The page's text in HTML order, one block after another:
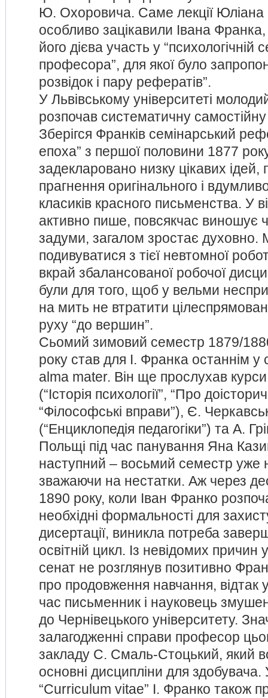
Ю. Охоровича. Саме лекції
особливо зацікавили Івана
його дієва участь у “психологічній
професора”, для якої було
розвідок і пару рефератів”.
У Львівському університеті
розпочав систематичну
Зберігся Франків семінарський
епоха” з першої половини 1877
задекларовано низку цікавих
прагнення оригінального і
класиків красного письменства. У
активно пише, повсякчас виношує
задуми, загалом зростає
подивуватися з тієї невтомної
вкрай збалансованої робочої
були для того, щоб у вельми
на мить не втратити
руху “до вершин”.
Сьомий зимовий семестр 1879/
року став для І. Франка останнім у
alma mater. Він ще прослухав
(“Історія психології”, “Про
“Філософські вправи”), Є.
(“Енциклопедія педагогіки”) та А.
Польщі під час панування Яна
наступний – восьмий семестр уже
зважаючи на нестатки. Аж через
1890 року, коли Іван Франко
необхідні формальності для
дисертації, виникла потреба
освітній цикл. Із невідомих причин
сенат не розглянув позитивно
про продовження навчання, відтак
час письменник і науковець
до Чернівецького університету.
залагодженні справи професор
закладу С. Смаль-Стоцький, який
основні дисципліни для
“Curriculum vitae” І. Франко також